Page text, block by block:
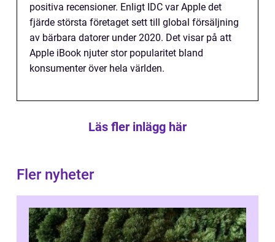
positiva recensioner. Enligt IDC var Apple det
fjärde största företaget sett till global försäljning
av bärbara datorer under 2020. Det visar på att
Apple iBook njuter stor popularitet bland
konsumenter över hela världen.
Läs fler inlägg här
Fler nyheter